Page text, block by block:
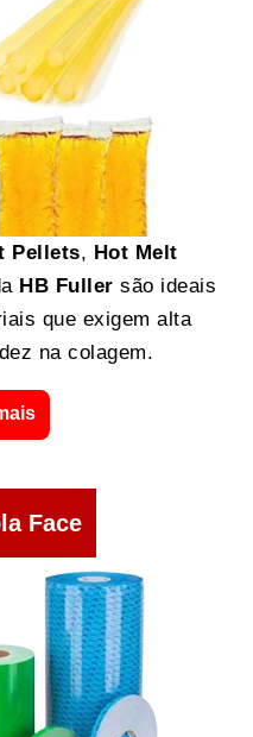
Pellets, Hot Melt
HB Fuller são ideais
que exigem alta
na colagem.
Face